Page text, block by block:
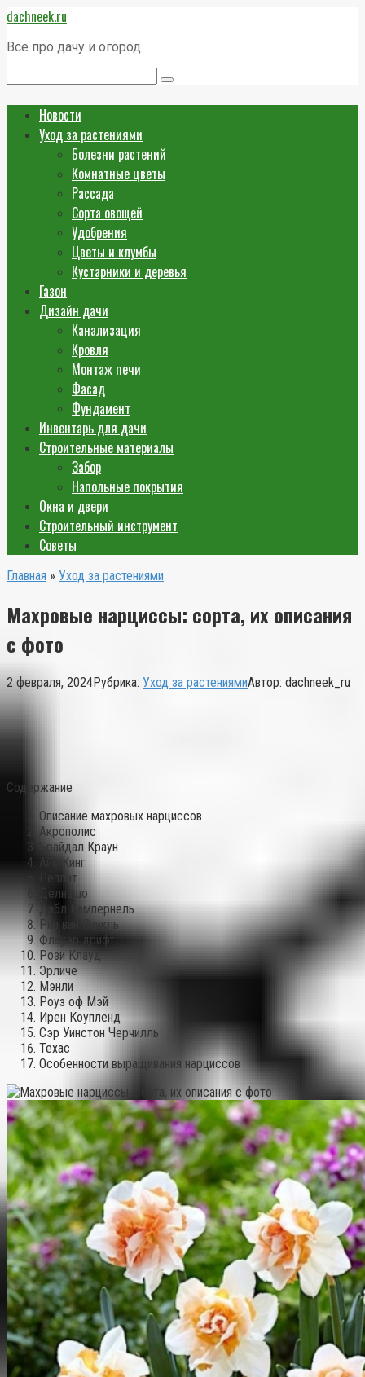
Перейти
к
контенту
dachneek.ru
Все про дачу и огород
Новости
Уход за растениями
Болезни растений
Комнатные цветы
Рассада
Сорта овощей
Удобрения
Цветы и клумбы
Кустарники и деревья
Газон
Дизайн дачи
Канализация
Кровля
Монтаж печи
Фасад
Фундамент
Инвентарь для дачи
Строительные материалы
Забор
Напольные покрытия
Окна и двери
Строительный инструмент
Советы
Главная » Уход за растениями
Махровые нарциссы: сорта, их описания
с фото
2 февраля, 2024Рубрика: Уход за растениямиАвтор: dachneek_ru
Содержание
Описание махровых нарциссов
Акрополис
Брайдал Краун
Айс Кинг
Реплит
Делнашо
Дабл Кампернель
Рип ван Винкль
Флауэр дрифт
Рози Клауд
Эрличе
Мэнли
Роуз оф Мэй
Ирен Коупленд
Сэр Уинстон Черчилль
Техас
Особенности выращивания нарциссов